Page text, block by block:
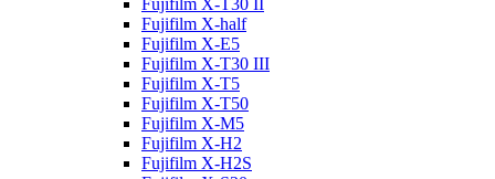
Fujifilm X-T30 II
Fujifilm X-half
Fujifilm X-E5
Fujifilm X-T30 III
Fujifilm X-T5
Fujifilm X-T50
Fujifilm X-M5
Fujifilm X-H2
Fujifilm X-H2S